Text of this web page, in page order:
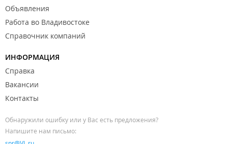
Объявления
Работа во Владивостоке
Справочник компаний
ИНФОРМАЦИЯ
Справка
Вакансии
Контакты
Обнаружили ошибку или у Вас есть предложения?
Напишите нам письмо: